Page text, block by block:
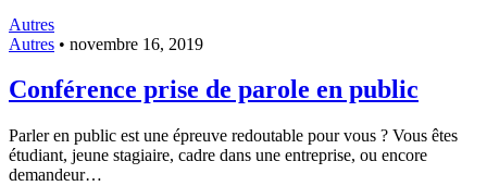
Autres
Autres • novembre 16, 2019
Conférence prise de parole en public
Parler en public est une épreuve redoutable pour vous ? Vous êtes
étudiant, jeune stagiaire, cadre dans une entreprise, ou encore
demandeur…